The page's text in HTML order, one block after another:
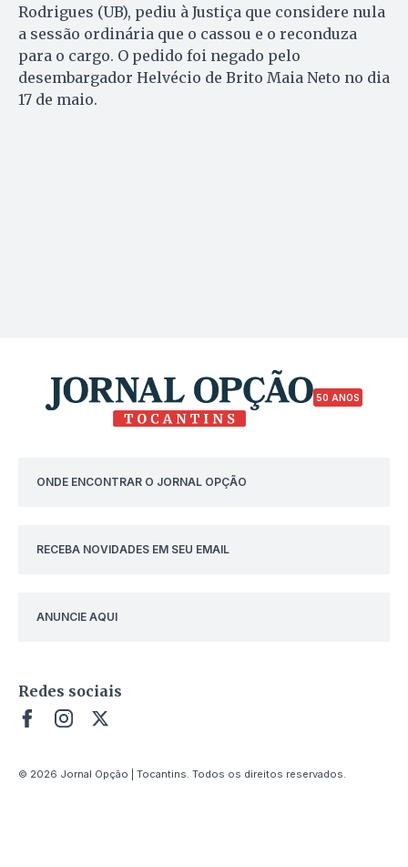
Rodrigues (UB), pediu à Justiça que considere nula
a sessão ordinária que o cassou e o reconduza
para o cargo. O pedido foi negado pelo
desembargador Helvécio de Brito Maia Neto no dia
17 de maio.
50 ANOS
ONDE ENCONTRAR O JORNAL OPÇÃO
RECEBA NOVIDADES EM SEU EMAIL
ANUNCIE AQUI
Redes sociais
© 2026 Jornal Opção | Tocantins. Todos os direitos reservados.